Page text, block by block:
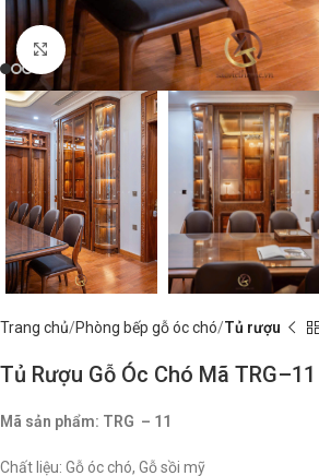
Nhấp để phóng to
Trang chủ Phòng bếp gỗ óc chó Tủ rượu
Tủ Rượu Gỗ Óc Chó Mã TRG–11
Mã sản phẩm: TRG – 11
Chất liệu: Gỗ óc chó, Gỗ sồi mỹ